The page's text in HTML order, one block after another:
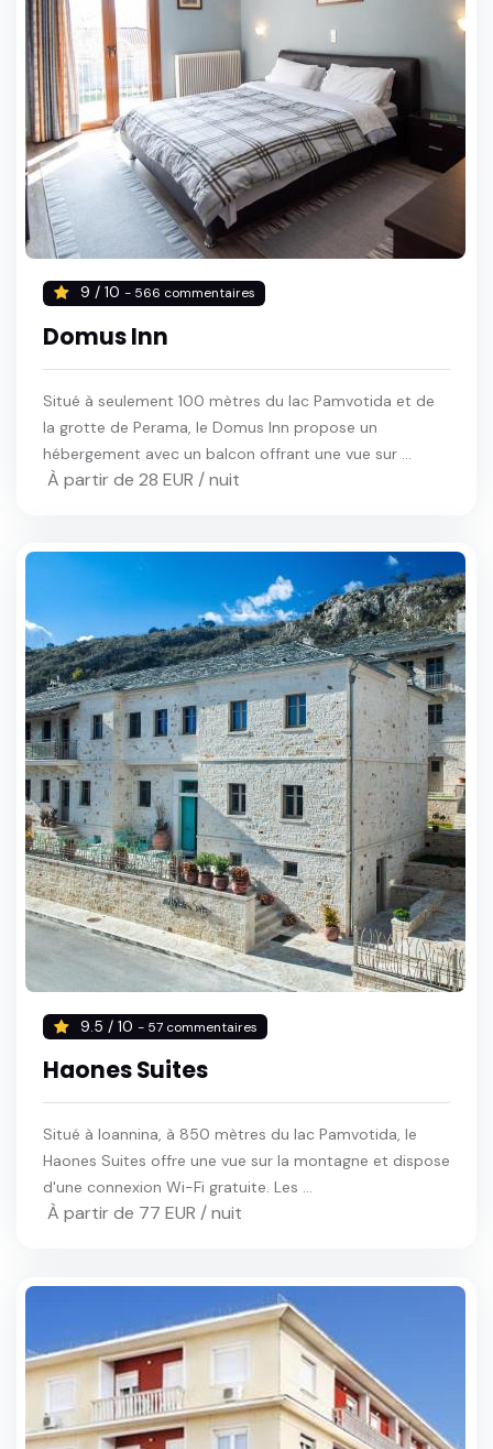
9 / 10 - 566 commentaires
Domus Inn
Situé à seulement 100 mètres du lac Pamvotida et de
la grotte de Perama, le Domus Inn propose un
hébergement avec un balcon offrant une vue sur ...
À partir de 28 EUR / nuit
9.5 / 10 - 57 commentaires
Haones Suites
Situé à Ioannina, à 850 mètres du lac Pamvotida, le
Haones Suites offre une vue sur la montagne et dispose
d'une connexion Wi-Fi gratuite. Les ...
À partir de 77 EUR / nuit